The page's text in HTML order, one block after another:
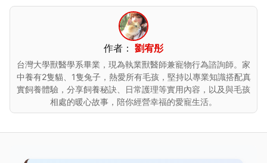
作者： 劉宥彤
台灣大學獸醫學系畢業，現為執業獸醫師兼寵物行為諮詢師。家
中養有2隻貓、1隻兔子，熱愛所有毛孩，堅持以專業知識搭配真
實飼養體驗，分享飼養秘訣、日常護理等實用內容，以及與毛孩
相處的暖心故事，陪你經營幸福的愛寵生活。